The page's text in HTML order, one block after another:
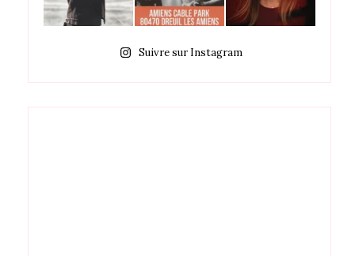
Suivre sur Instagram